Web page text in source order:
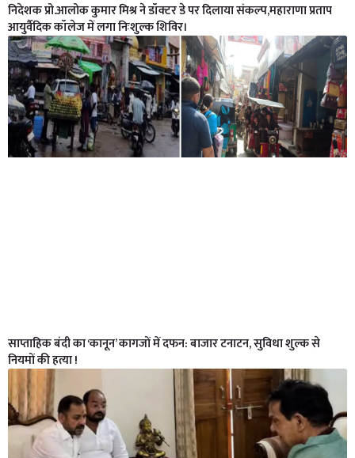
निदेशक प्रो.आलोक कुमार मिश्र ने डॉक्टर डे पर दिलाया संकल्प,महाराणा प्रताप
आयुर्वैदिक कॉलेज में लगा निःशुल्क शिविर।
साप्ताहिक बंदी का ‘कानून’ कागजों में दफन: बाजार टनाटन, सुविधा शुल्क से
नियमों की हत्या !